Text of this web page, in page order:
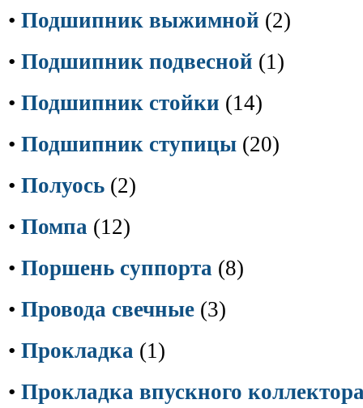
• Подшипник выжимной (2)
• Подшипник подвесной (1)
• Подшипник стойки (14)
• Подшипник ступицы (20)
• Полуось (2)
• Помпа (12)
• Поршень суппорта (8)
• Провода свечные (3)
• Прокладка (1)
• Прокладка впускного